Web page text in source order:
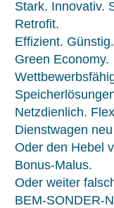
Stark. Innovativ.
Retrofit.
Effizient.
Green Economy.
Netzdienlich.
Dienstwagen
Oder den Hebel
Bonus-Malus.
Oder weiter
BEM-SONDER-